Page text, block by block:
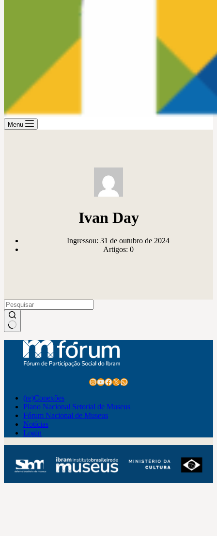
Menu
Ivan Day
Ingressou: 31 de outubro de 2024
Artigos: 0
resultados
Instagram
Youtube
Facebook
X WhatsApp
(re)Conexões
Plano Nacional Setorial de Museus
Fórum Nacional de Museus
Notícias
Login